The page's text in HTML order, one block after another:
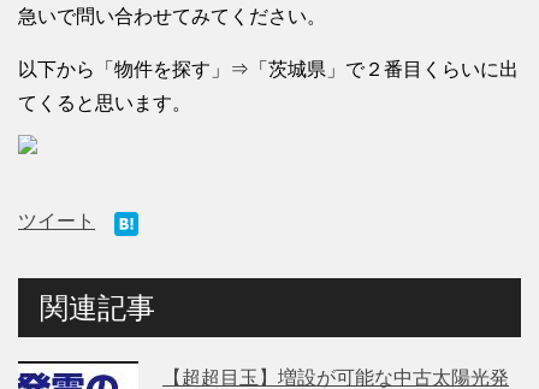
急いで問い合わせてみてください。
以下から「物件を探す」⇒「茨城県」で２番目くらいに出
てくると思います。
ツイート
関連記事
【超超目玉】増設が可能な中古太陽光発